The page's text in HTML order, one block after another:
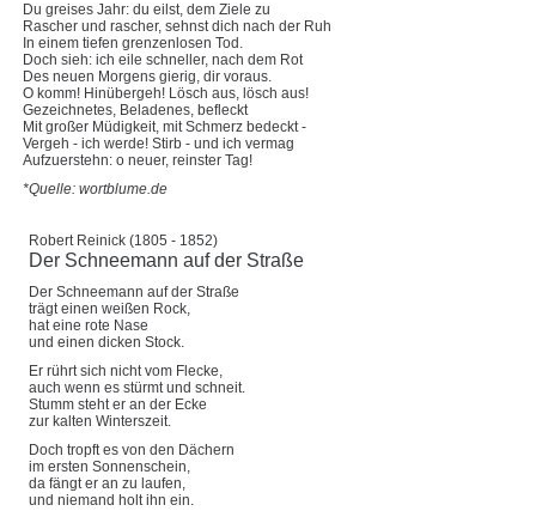
Du greises Jahr: du eilst, dem Ziele zu
Rascher und rascher, sehnst dich nach der Ruh
In einem tiefen grenzenlosen Tod.
Doch sieh: ich eile schneller, nach dem Rot
Des neuen Morgens gierig, dir voraus.
O komm! Hinübergeh! Lösch aus, lösch aus!
Gezeichnetes, Beladenes, befleckt
Mit großer Müdigkeit, mit Schmerz bedeckt -
Vergeh - ich werde! Stirb - und ich vermag
Aufzuerstehn: o neuer, reinster Tag!
*Quelle: wortblume.de
Robert Reinick (1805 - 1852)
Der Schneemann auf der Straße
Der Schneemann auf der Straße
trägt einen weißen Rock,
hat eine rote Nase
und einen dicken Stock.
Er rührt sich nicht vom Flecke,
auch wenn es stürmt und schneit.
Stumm steht er an der Ecke
zur kalten Winterszeit.
Doch tropft es von den Dächern
im ersten Sonnenschein,
da fängt er an zu laufen,
und niemand holt ihn ein.